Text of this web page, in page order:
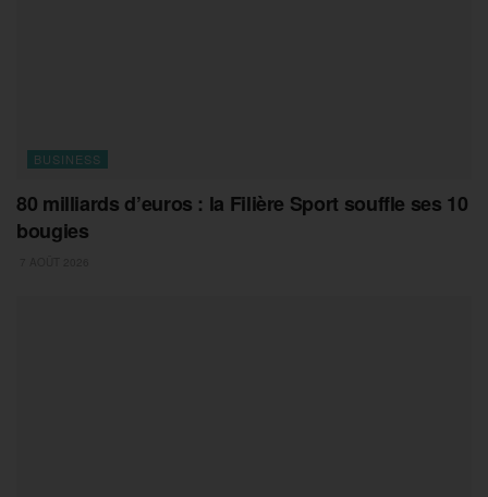
BUSINESS
80 milliards d’euros : la Filière Sport souffle ses 10
bougies